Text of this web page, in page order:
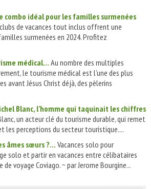
combo idéal pour les familles surmenées
de vacances tout inclus offrent une
surmenées en 2024. Profitez
médical... Au nombre des multiples
le tourisme médical est l’une des plus
avant Jésus Christ déjà, des pèlerins
Blanc, l’homme qui taquinait les chiffres
un acteur clé du tourisme durable, qui remet
les perceptions du secteur touristique....
âmes sœurs ?... Vacances solo pour
solo et partir en vacances entre célibataires
voyage Coviago. ~ par Jerome Bourgine...